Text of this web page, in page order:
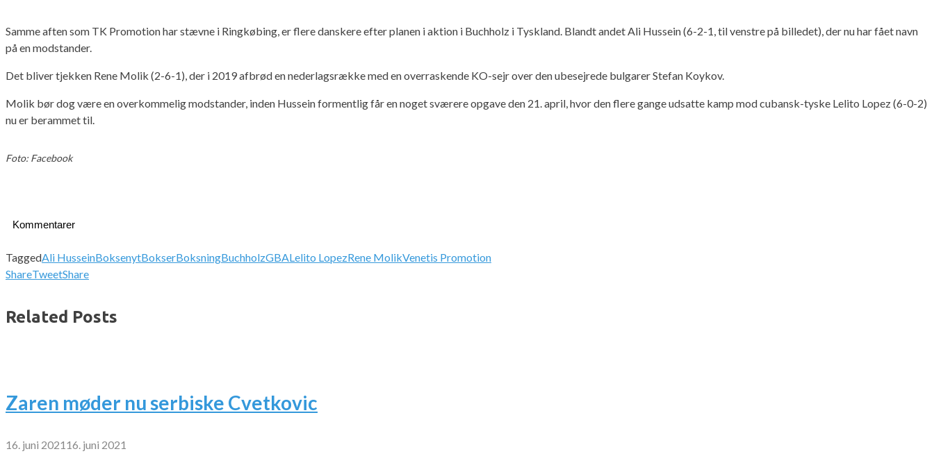
Samme aften som TK Promotion har stævne i Ringkøbing, er flere danskere efter planen i aktion i Buchholz i Tyskland. Blandt andet Ali Hussein (6-2-1, til venstre på billedet), der nu har fået navn
på en modstander.
Det bliver tjekken Rene Molik (2-6-1), der i 2019 afbrød en nederlagsrække med en overraskende KO-sejr over den ubesejrede bulgarer Stefan Koykov.
Molik bør dog være en overkommelig modstander, inden Hussein formentlig får en noget sværere opgave den 21. april, hvor den flere gange udsatte kamp mod cubansk-tyske Lelito Lopez (6-0-2)
nu er berammet til.
Foto: Facebook
Kommentarer
TaggedAli HusseinBoksenytBokserBoksningBuchholzGBALelito LopezRene MolikVenetis Promotion
ShareTweetShare
Related Posts
Zaren møder nu serbiske Cvetkovic
16. juni 2021 16. juni 2021